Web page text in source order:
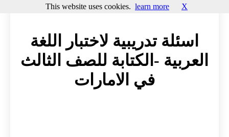
اسئلة تدريبية لاختبار اللغة
العربية -الكتابة للصف الثالث
في الامارات
This website uses cookies. learn more X